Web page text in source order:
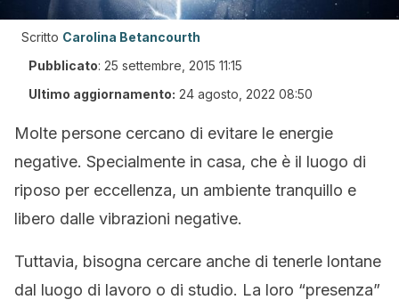
Scritto Carolina Betancourth
Pubblicato: 25 settembre, 2015 11:15
Ultimo aggiornamento: 24 agosto, 2022 08:50
Molte persone cercano di evitare le energie
negative. Specialmente in casa, che è il luogo di
riposo per eccellenza, un ambiente tranquillo e
libero dalle vibrazioni negative.
Tuttavia, bisogna cercare anche di tenerle lontane
dal luogo di lavoro o di studio. La loro “presenza”